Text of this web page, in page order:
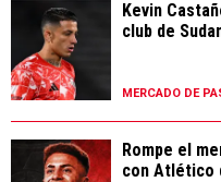
Kevin
club de
MERCADO DE
Rompe el
con Atlético